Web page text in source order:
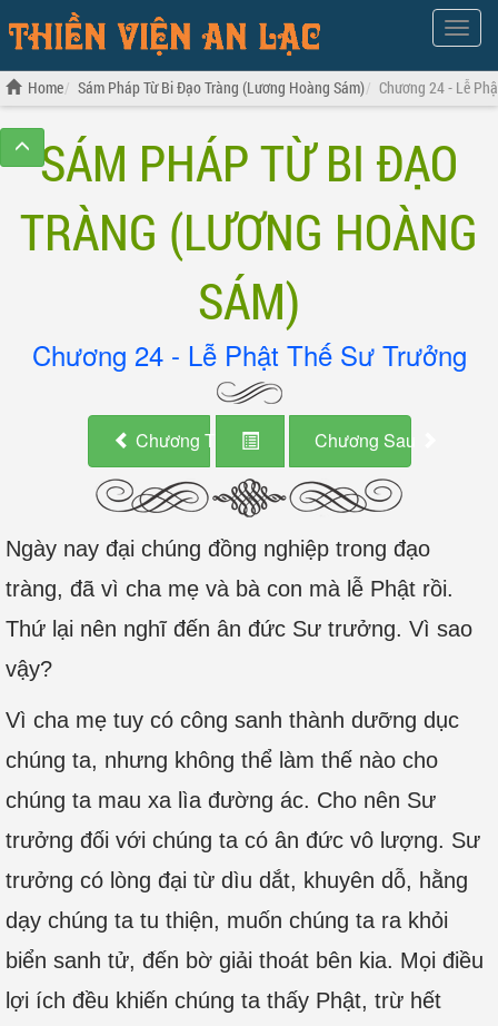
Show
Menu
Home Sám Pháp Từ Bi Đạo Tràng (Lương Hoàng Sám) Chương 24 - Lễ
SÁM PHÁP TỪ BI ĐẠO
TRÀNG (LƯƠNG HOÀNG
SÁM)
Chương 24 - Lễ Phật Thế Sư Trưởng
Chương Trước Chương Sau
Ngày nay đại chúng đồng nghiệp trong đạo
tràng, đã vì cha mẹ và bà con mà lễ Phật rồi.
Thứ lại nên nghĩ đến ân đức Sư trưởng. Vì sao
vậy?
Vì cha mẹ tuy có công sanh thành dưỡng dục
chúng ta, nhưng không thể làm thế nào cho
chúng ta mau xa lìa đường ác. Cho nên Sư
trưởng đối với chúng ta có ân đức vô lượng. Sư
trưởng có lòng đại từ dìu dắt, khuyên dỗ, hằng
dạy chúng ta tu thiện, muốn chúng ta ra khỏi
biển sanh tử, đến bờ giải thoát bên kia. Mọi điều
lợi ích đều khiến chúng ta thấy Phật, trừ hết